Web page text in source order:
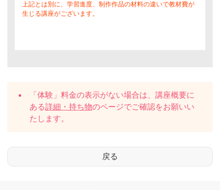
上記とは別に、学習進度、制作作品の材料の違いで教材費が
生じる講座がございます。
「体験」料金の表示がない場合は、講座概要に
ある詳細・持ち物のページでご確認をお願いい
たします。